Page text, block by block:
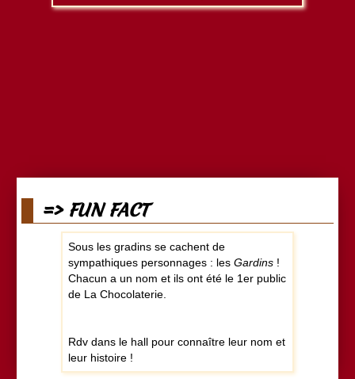
=> FUN FACT
Sous les gradins se cachent de
sympathiques personnages : les Gardins !
Chacun a un nom et ils ont été le 1er public
de La Chocolaterie.
Rdv dans le hall pour connaître leur nom et
leur histoire !